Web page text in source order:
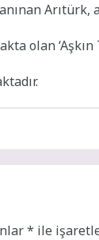
olan ‘Aşkın
* ile